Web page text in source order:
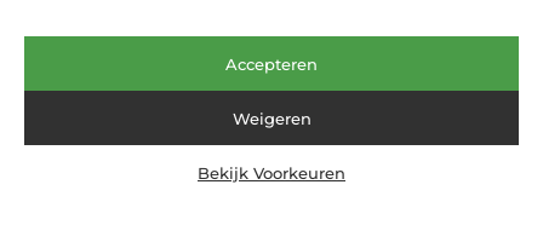
Accepteren
Weigeren
Bekijk Voorkeuren
@2025 www.cloacadefilm.nl. All Right Reserved.